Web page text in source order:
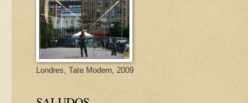
Londres, Tate Modern, 2009